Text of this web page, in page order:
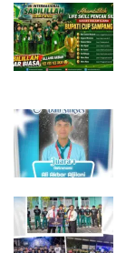
a
d
d
r
s